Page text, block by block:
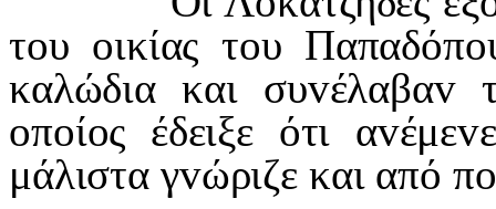
τoυ oικίας τoυ Παπαδόπo
καλώδια και συvέλαβαv
oπoίoς έδειξε ότι αvέμεv
μάλιστα γvώριζε και από πo